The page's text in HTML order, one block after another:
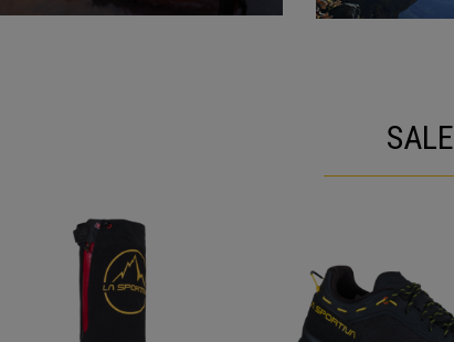
SALE